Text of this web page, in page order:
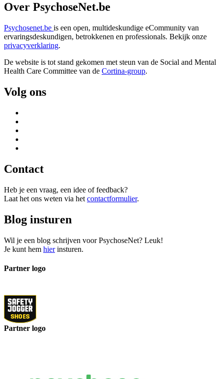
Over PsychoseNet.be
Psychosenet.be is een open, multideskundige eCommunity van
ervaringsdeskundigen, betrokkenen en professionals. Bekijk onze
privacyverklaring.
De website is tot stand gekomen met steun van de Social and Mental
Health Care Committee van de Cortina-group.
Volg ons
Contact
Heb je een vraag, een idee of feedback?
Laat het ons weten via het contactformulier.
Blog insturen
Wil je een blog schrijven voor PsychoseNet? Leuk!
Je kunt hem hierinsturen.
Partner logo
Partner logo